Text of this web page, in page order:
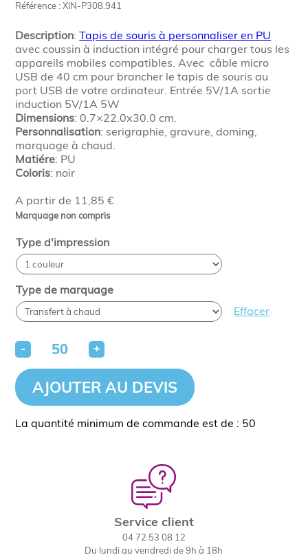
Référence : XIN-P308.941
A partir de 11,85 €
Marquage non compris
Description:Tapis de souris à personnaliser en PU
avec coussin à induction intégré pour charger tous les
appareils mobiles compatibles. Avec câble micro
USB de 40 cm pour brancher le tapis de souris au
port USB de votre ordinateur. Entrée 5V/1A sortie
induction 5V/1A 5W
Dimensions: 0.7×22.0x30.0 cm.
Personnalisation: serigraphie, gravure, doming,
marquage à chaud.
Matiére: PU
Coloris: noir
Type d'impression
Type de marquage
Effacer
- +
AJOUTER AU DEVIS
La quantité minimum de commande est de : 50
Service client
04 72 53 08 12
Du lundi au vendredi de 9h à 18h